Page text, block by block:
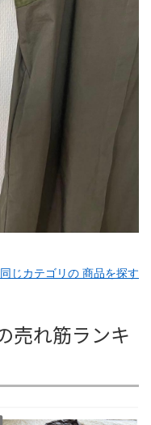
同じカテゴリの 商品を探す
売れ筋ランキ